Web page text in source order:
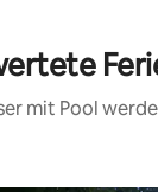
mit Pool